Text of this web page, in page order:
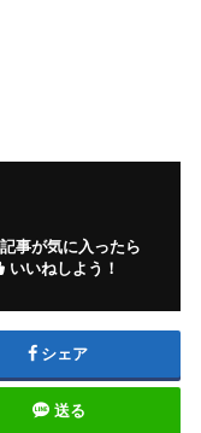
事が気に入ったら
いいねしよう！
シェア
送る